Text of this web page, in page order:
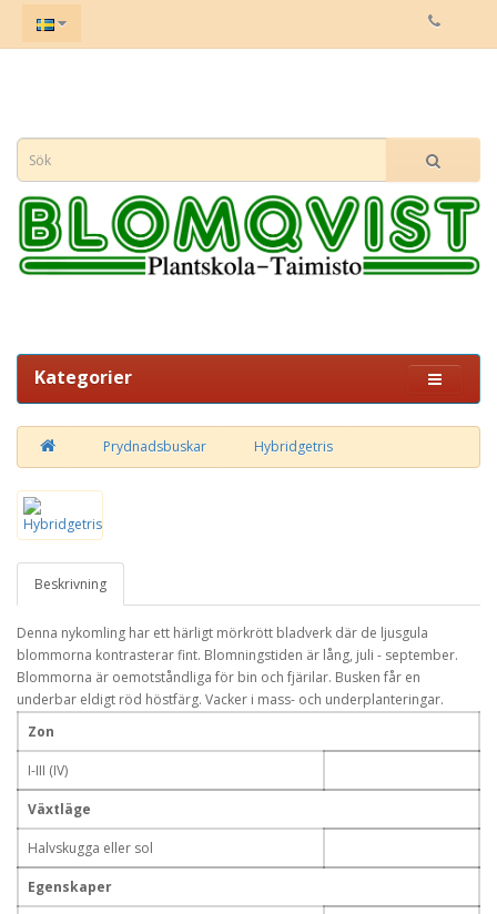
Kategorier
Prydnadsbuskar Hybridgetris
Beskrivning
Denna nykomling har ett härligt mörkrött bladverk där de ljusgula
blommorna kontrasterar fint. Blomningstiden är lång, juli - september.
Blommorna är oemotståndliga för bin och fjärilar. Busken får en
underbar eldigt röd höstfärg. Vacker i mass- och underplanteringar.
Zon
I-III (IV)
Växtläge
Halvskugga eller sol
Egenskaper